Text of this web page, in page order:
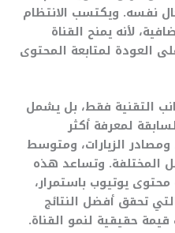
نفسه. ويكتسب الانتظام
لأنه يمنح القناة
العودة لمتابعة المحتوى
التقنية فقط، بل يشمل
لمعرفة أكثر
الزيارات، ومتوسط
المختلفة. وتساعد هذه
محتوى يوتيوب باستمرار،
تحقق أفضل النتائج
حقيقية لنمو القناة.